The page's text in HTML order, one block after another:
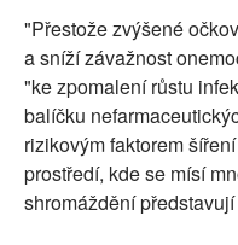
"Přestože zvýšené
a sníží závažnost
"ke zpomalení růstu
balíčku
rizikovým faktorem
prostředí, kde se mísí
shromáždění